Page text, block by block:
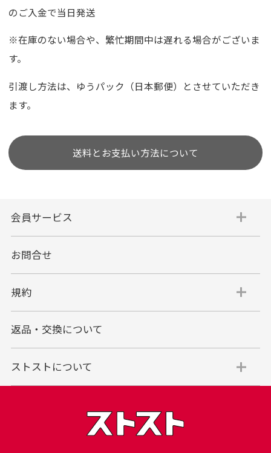
のご入金で当日発送
※在庫のない場合や、繁忙期間中は遅れる場合がございま
す。
引渡し方法は、ゆうパック（日本郵便）とさせていただき
ます。
送料とお支払い方法について
会員サービス
お問合せ
規約
返品・交換について
ストストについて